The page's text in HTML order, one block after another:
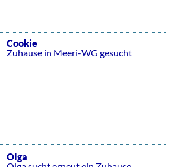
Cookie
Zuhause in Meeri-WG gesucht
Olga